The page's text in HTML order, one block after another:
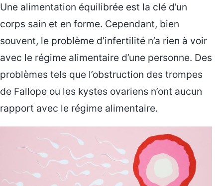
Une alimentation équilibrée est la clé d’un
corps sain et en forme. Cependant, bien
souvent, le problème d’infertilité n’a rien à voir
avec le régime alimentaire d’une personne. Des
problèmes tels que l’obstruction des trompes
de Fallope ou les kystes ovariens n’ont aucun
rapport avec le régime alimentaire.